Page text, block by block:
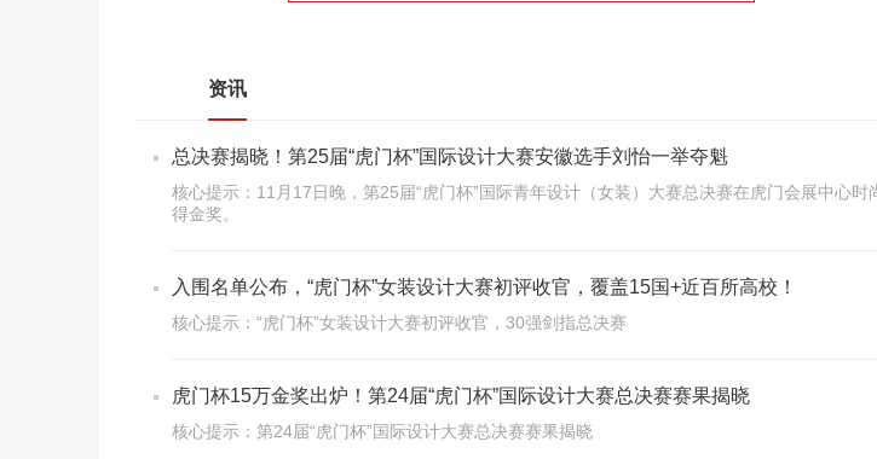
资讯
总决赛揭晓！第25届“虎门杯”国际设计大赛安徽选手刘怡一举夺魁
核心提示：11月17日晚，第25届“虎门杯”国际青年设计（女装）大赛总决赛在虎门会展中心
得金奖。
入围名单公布，“虎门杯”女装设计大赛初评收官，覆盖15国+近百所高校！
核心提示：“虎门杯”女装设计大赛初评收官，30强剑指总决赛
虎门杯15万金奖出炉！第24届“虎门杯”国际设计大赛总决赛赛果揭晓
核心提示：第24届“虎门杯”国际设计大赛总决赛赛果揭晓